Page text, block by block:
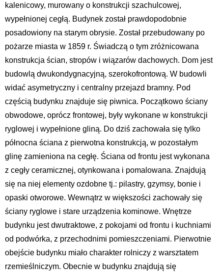
kalenicowy, murowany o konstrukcji szachulcowej,
wypełnionej cegłą. Budynek został prawdopodobnie
posadowiony na starym obrysie. Został przebudowany po
pożarze miasta w 1859 r. Świadczą o tym zróżnicowana
konstrukcja ścian, stropów i wiązarów dachowych. Dom jest
budowlą dwukondygnacyjną, szerokofrontową. W budowli
widać asymetryczny i centralny przejazd bramny. Pod
częścią budynku znajduje się piwnica. Początkowo ściany
obwodowe, oprócz frontowej, były wykonane w konstrukcji
ryglowej i wypełnione gliną. Do dziś zachowała się tylko
północna ściana z pierwotna konstrukcją, w pozostałym
glinę zamieniona na cegłę. Ściana od frontu jest wykonana
z cegły ceramicznej, otynkowana i pomalowana. Znajdują
się na niej elementy ozdobne tj.: pilastry, gzymsy, bonie i
opaski otworowe. Wewnątrz w większości zachowały się
ściany ryglowe i stare urządzenia kominowe. Wnętrze
budynku jest dwutraktowe, z pokojami od frontu i kuchniami
od podwórka, z przechodnimi pomieszczeniami. Pierwotnie
obejście budynku miało charakter rolniczy z warsztatem
rzemieślniczym. Obecnie w budynku znajdują się